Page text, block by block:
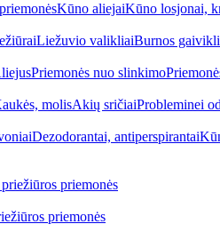
Kūno aliejaiKūno losjonai,
Liežuvio valikliaiBurnos
Priemonės nuo slinkimo
molisAkių sričiaiProbleminei
Dezodorantai, antiperspirantai
priemonės
priemonės